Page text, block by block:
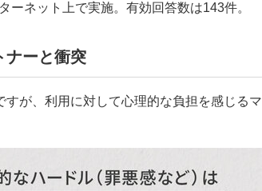
ネット上で実施。有効回答数は143件。
ナーと衝突
が、利用に対して心理的な負担を感じるマ